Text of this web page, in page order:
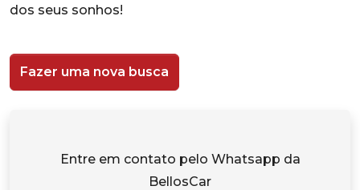
dos seus sonhos!
Fazer uma nova busca
Entre em contato pelo Whatsapp da
BellosCar